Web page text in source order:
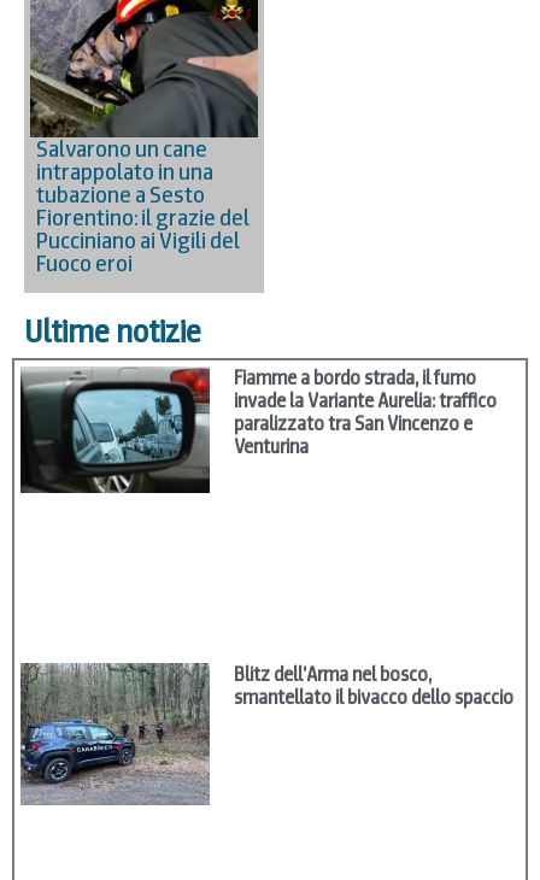
Salvarono un cane
intrappolato in una
tubazione a Sesto
Fiorentino: il grazie del
Pucciniano ai Vigili del
Fuoco eroi
Ultime notizie
Fiamme a bordo strada, il fumo
invade la Variante Aurelia: traffico
paralizzato tra San Vincenzo e
Venturina
Blitz dell’Arma nel bosco,
smantellato il bivacco dello spaccio